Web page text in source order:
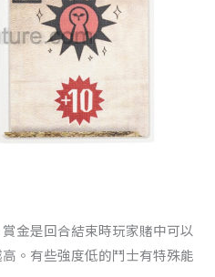
金是回合結束時玩家賭中可以
。有些強度低的鬥士有特殊能